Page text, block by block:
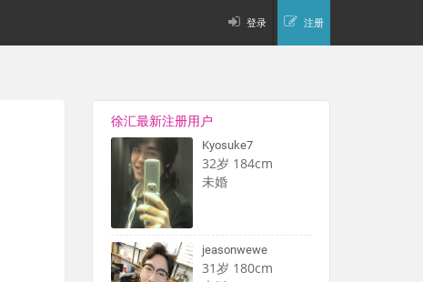
登录 注册
徐汇最新注册用户
Kyosuke7
32岁 184cm
未婚
jeasonwewe
31岁 180cm